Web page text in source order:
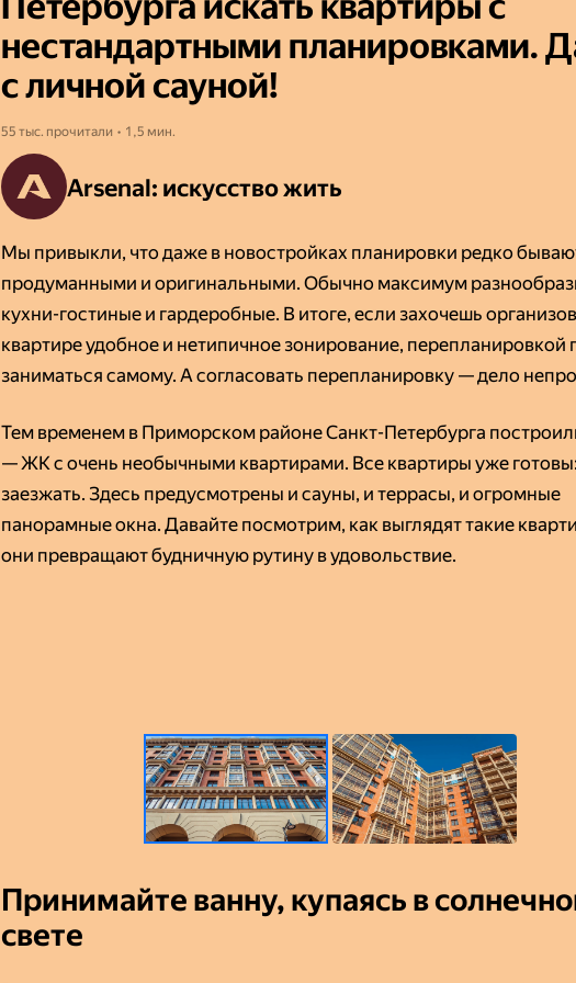
нестандартными планировками.
с личной сауной!
55 тыс. прочитали • 1,5 мин.
Arsenal: искусство жить
Мы привыкли, что даже в новостройках планировки редко
продуманными и оригинальными. Обычно максимум
кухни-гостиные и гардеробные. В итоге, если захочешь
квартире удобное и нетипичное зонирование, перепланировкой
заниматься самому. А согласовать перепланировку — дело
Тем временем в Приморском районе Санкт-Петербурга
— ЖК с очень необычными квартирами. Все квартиры уже
заезжать. Здесь предусмотрены и сауны, и террасы, и огромные
панорамные окна. Давайте посмотрим, как выглядят такие
они превращают будничную рутину в удовольствие.
Принимайте ванну, купаясь в
свете